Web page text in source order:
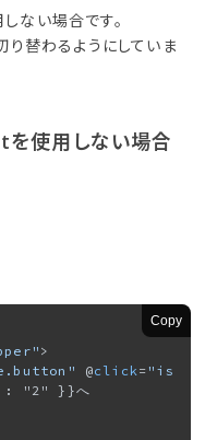
ない場合です。
り替わるようにしていま
使用しない​場合
Copy
>
@click=
"2" }}へ